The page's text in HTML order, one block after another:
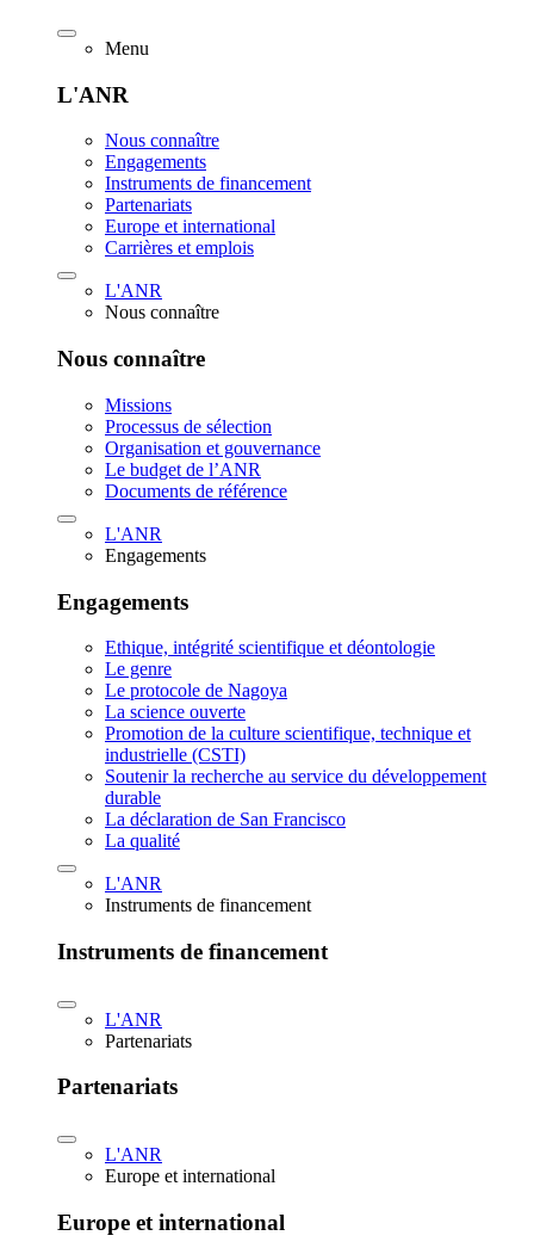
Menu
L'ANR
Nous connaître
Engagements
Instruments de financement
Partenariats
Europe et international
Carrières et emplois
L'ANR
Nous connaître
Nous connaître
Missions
Processus de sélection
Organisation et gouvernance
Le budget de l’ANR
Documents de référence
L'ANR
Engagements
Engagements
Ethique, intégrité scientifique et déontologie
Le genre
Le protocole de Nagoya
La science ouverte
Promotion de la culture scientifique, technique et
industrielle (CSTI)
Soutenir la recherche au service du développement
durable
La déclaration de San Francisco
La qualité
L'ANR
Instruments de financement
Instruments de financement
L'ANR
Partenariats
Partenariats
L'ANR
Europe et international
Europe et international